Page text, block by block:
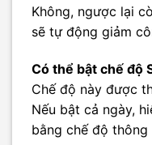
Không, ngược lại
sẽ tự động giảm
Có thể bật chế độ
Chế độ này được
Nếu bật cả ngày,
bằng chế độ thông